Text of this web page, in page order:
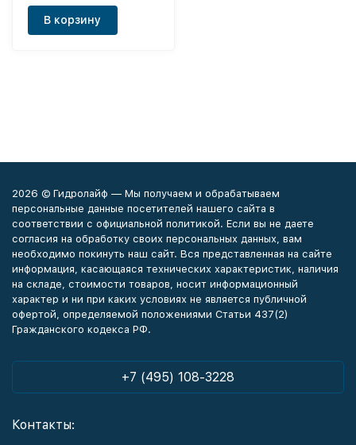
В корзину
2026 © Гидролайф — Мы получаем и обрабатываем
персональные данные посетителей нашего сайта в
соответствии с официальной политикой. Если вы не даете
согласия на обработку своих персональных данных, вам
необходимо покинуть наш сайт. Вся представленная на сайте
информация, касающаяся технических характеристик, наличия
на складе, стоимости товаров, носит информационный
характер и ни при каких условиях не является публичной
офертой, определяемой положениями Статьи 437(2)
Гражданского кодекса РФ.
+7 (495) 108-3228
Контакты: